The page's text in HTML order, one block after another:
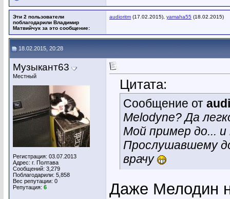
Эти 2 пользователи
поблагодарили Владимир
Матвийчук за это сообщение:
audioritm (17.02.2015), yamaha55 (18.02.2015)
18.02.2015, 20:28
Музыкант63
Местный
Регистрация: 03.07.2013
Адрес: г. Полтава
Сообщений: 3,279
Поблагодарили: 5,858
Вес репутации: 0
Репутация: 6
Цитата:
Сообщение от
Melodyne? Да
Мой пример до... и
Прослушавшему
врачу
Даже Мелодин